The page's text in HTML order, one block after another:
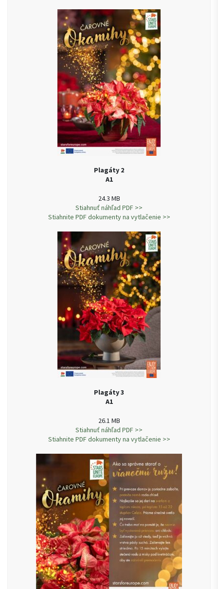
Plagáty 2
A1
24.3 MB
Stiahnuť náhľad PDF >>
Stiahnite PDF dokumenty na vytlačenie >>
Plagáty 3
A1
26.1 MB
Stiahnuť náhľad PDF >>
Stiahnite PDF dokumenty na vytlačenie >>